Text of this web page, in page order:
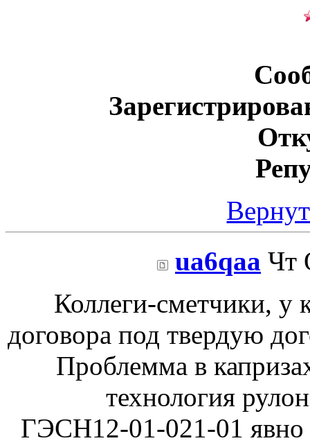
ua6qaa Чт
Коллеги-сметчики, у
договора под твердую
Проблемма в
технология
ГЭСН12-01-021-01 явно